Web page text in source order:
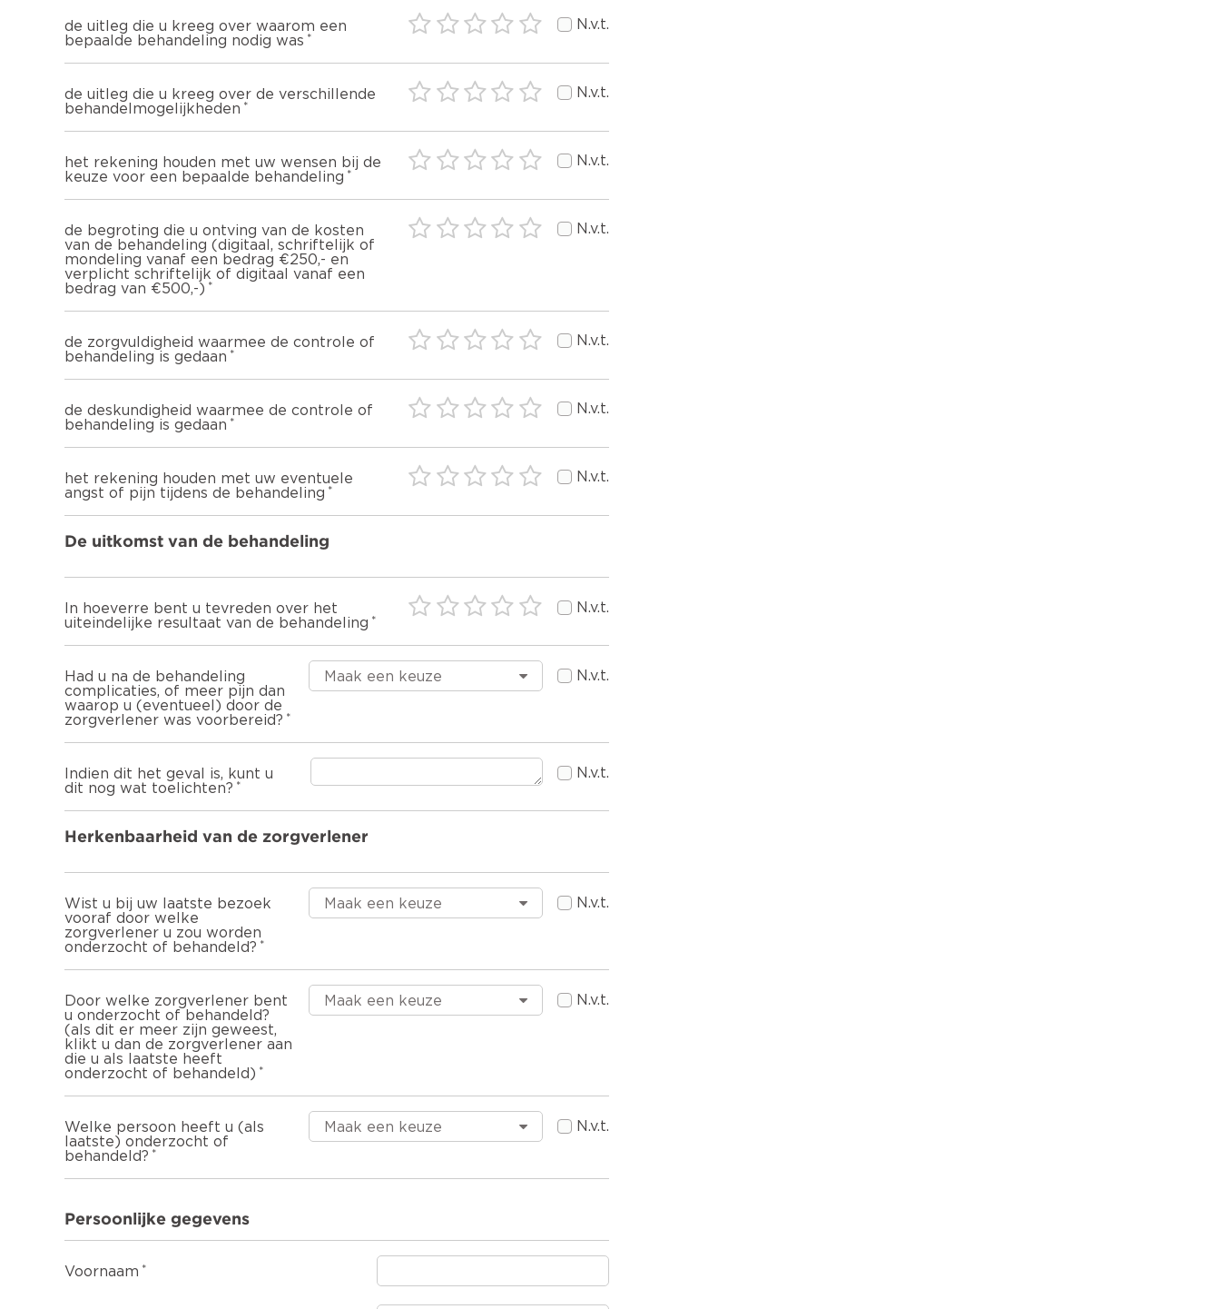
de uitleg die u kreeg over waarom een
bepaalde behandeling nodig was
N.v.t.
de uitleg die u kreeg over de verschillende
behandelmogelijkheden
N.v.t.
het rekening houden met uw wensen bij de
keuze voor een bepaalde behandeling
N.v.t.
de begroting die u ontving van de kosten
van de behandeling (digitaal, schriftelijk of
mondeling vanaf een bedrag €250,- en
verplicht schriftelijk of digitaal vanaf een
bedrag van €500,-)
N.v.t.
de zorgvuldigheid waarmee de controle of
behandeling is gedaan
N.v.t.
de deskundigheid waarmee de controle of
behandeling is gedaan
N.v.t.
het rekening houden met uw eventuele
angst of pijn tijdens de behandeling
N.v.t.
De uitkomst van de behandeling
In hoeverre bent u tevreden over het
uiteindelijke resultaat van de behandeling
N.v.t.
Had u na de behandeling
complicaties, of meer pijn dan
waarop u (eventueel) door de
zorgverlener was voorbereid?
N.v.t.
Indien dit het geval is, kunt u
dit nog wat toelichten?
N.v.t.
Herkenbaarheid van de zorgverlener
Wist u bij uw laatste bezoek
vooraf door welke
zorgverlener u zou worden
onderzocht of behandeld?
N.v.t.
Door welke zorgverlener bent
u onderzocht of behandeld?
(als dit er meer zijn geweest,
klikt u dan de zorgverlener aan
die u als laatste heeft
onderzocht of behandeld)
N.v.t.
Welke persoon heeft u (als
laatste) onderzocht of
behandeld?
N.v.t.
Persoonlijke gegevens
Voornaam